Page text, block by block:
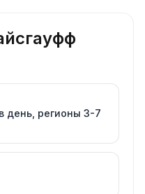
день, регионы 3-7